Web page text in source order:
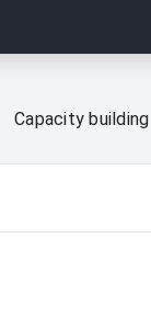
Capacity building